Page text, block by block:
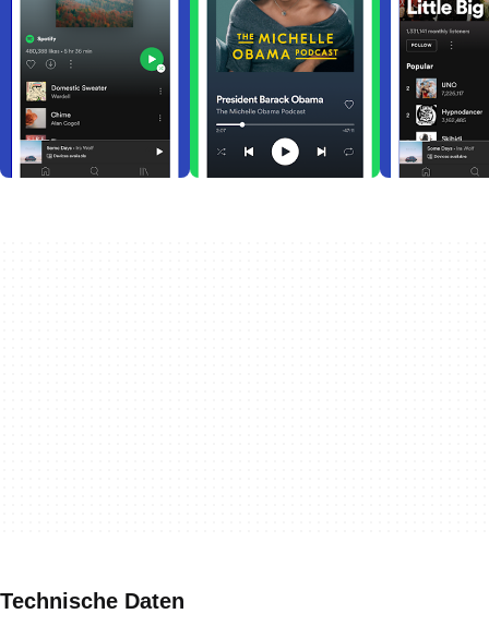
Technische Daten